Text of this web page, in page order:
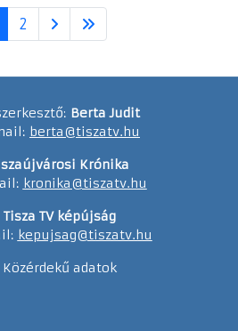
2
Berta Judit
berta@tiszatv.hu
Krónika
kronika@tiszatv.hu
Tisza TV képújság
kepujsag@tiszatv.hu
Közérdekű adatok